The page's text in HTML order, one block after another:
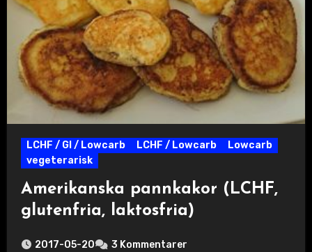
LCHF / GI / Lowcarb LCHF / Lowcarb
Lowcarb
vegeterarisk
Amerikanska pannkakor (LCHF,
glutenfria, laktosfria)
2017-05-20 3 Kommentarer